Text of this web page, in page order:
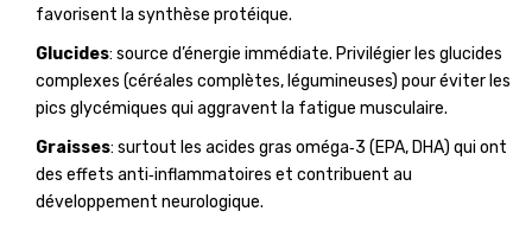
favorisent la synthèse protéique.
Glucides: source d’énergie immédiate. Privilégier les glucides
complexes (céréales complètes, légumineuses) pour éviter les
pics glycémiques qui aggravent la fatigue musculaire.
Graisses: surtout les acides gras oméga‑3 (EPA, DHA) qui ont
des effets anti‑inflammatoires et contribuent au
développement neurologique.